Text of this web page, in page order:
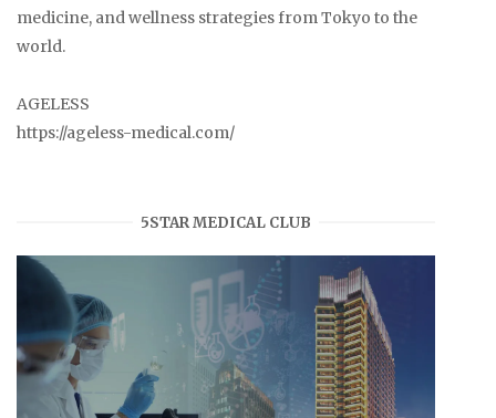
medicine, and wellness strategies from Tokyo to the
world.
AGELESS
https://ageless-medical.com/
5STAR MEDICAL CLUB